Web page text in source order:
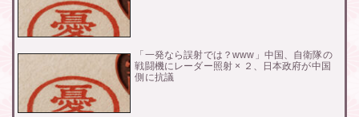
「一発なら誤射では？www」中国、自衛隊の
戦闘機にレーダー照射 × ２、日本政府が中国
側に抗議